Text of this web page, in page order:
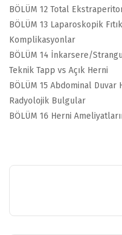
BÖLÜM 12 Total
BÖLÜM 13 Laparoskopik
Komplikasyonlar
BÖLÜM 14 İnkarsere/
Teknik Tapp vs Açık Herni
BÖLÜM 15 Abdominal
Radyolojik Bulgular
BÖLÜM 16 Herni
Bu ürüne
Görüş ve önerileriniz için
Ürün resmi kalitesiz,